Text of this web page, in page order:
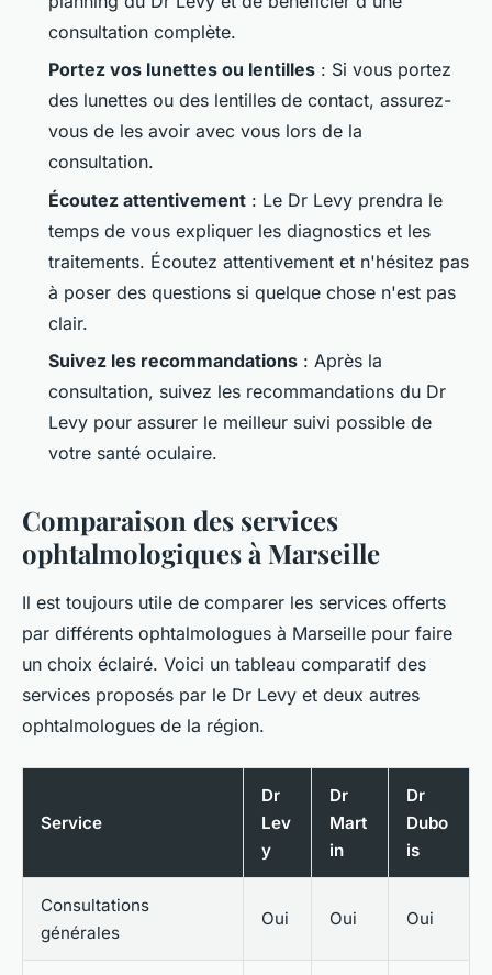
consultation complète.
Portez vos lunettes ou lentilles : Si vous portez
des lunettes ou des lentilles de contact, assurez-
vous de les avoir avec vous lors de la
consultation.
Écoutez attentivement : Le Dr Levy prendra le
temps de vous expliquer les diagnostics et les
traitements. Écoutez attentivement et n'hésitez pas
à poser des questions si quelque chose n'est pas
clair.
Suivez les recommandations : Après la
consultation, suivez les recommandations du Dr
Levy pour assurer le meilleur suivi possible de
votre santé oculaire.
Comparaison des services
ophtalmologiques à Marseille
Il est toujours utile de comparer les services offerts
par différents ophtalmologues à Marseille pour faire
un choix éclairé. Voici un tableau comparatif des
services proposés par le Dr Levy et deux autres
ophtalmologues de la région.
Service
Dr
Lev
y
Dr
Mart
in
Dr
Dubo
is
Consultations
générales
Oui Oui Oui